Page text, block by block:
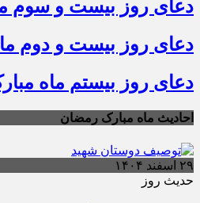
دعای روز بیست و سوم
دعای روز بیست و دوم
دعای روز بیستم ماه
احادیث ماه مبارک رمضان
۲۹ اسفند ۱۴۰۴
حدیث روز